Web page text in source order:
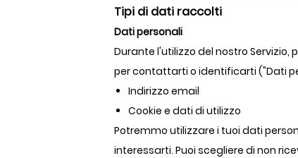
Tipi di dati raccolti
Dati personali
Durante l'utilizzo del nostro
per contattarti o identificarti ("Dati
Indirizzo email
Cookie e dati di utilizzo
Potremmo utilizzare i tuoi dati
interessarti. Puoi scegliere di non